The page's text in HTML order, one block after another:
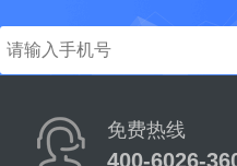
免费热线
400-6026-